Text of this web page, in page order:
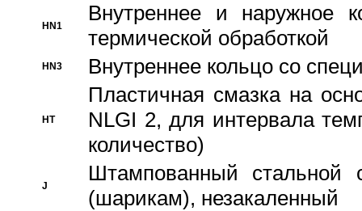
HN1
Bнутреннее и наружное
термической обработкой
HN3 Внутреннее кольцо со
HT
Пластичная смазка на
NLGI 2, для интервала
количество)
J
Штампованный стальной
(шарикам), незакаленный